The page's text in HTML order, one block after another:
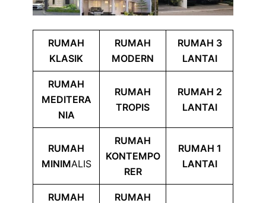
RUMAH
KLASIK
RUMAH
MODERN
RUMAH 3
LANTAI
RUMAH
MEDITERA
NIA
RUMAH
TROPIS
RUMAH 2
LANTAI
RUMAH
MINIMALIS
RUMAH
KONTEMPO
RER
RUMAH 1
LANTAI
RUMAH
RUMAH